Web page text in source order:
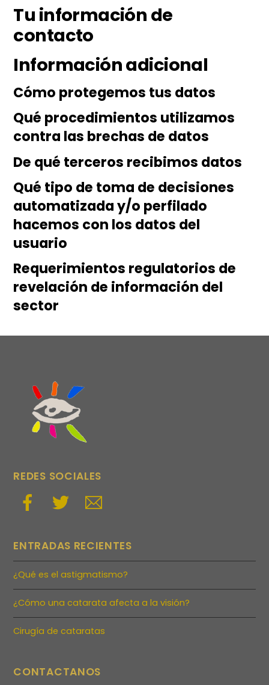
Tu información de
contacto
Información adicional
Cómo protegemos tus datos
Qué procedimientos utilizamos
contra las brechas de datos
De qué terceros recibimos datos
Qué tipo de toma de decisiones
automatizada y/o perfilado
hacemos con los datos del
usuario
Requerimientos regulatorios de
revelación de información del
sector
REDES SOCIALES
ENTRADAS RECIENTES
¿Qué es el astigmatismo?
¿Cómo una catarata afecta a la visión?
Cirugía de cataratas
CONTACTANOS